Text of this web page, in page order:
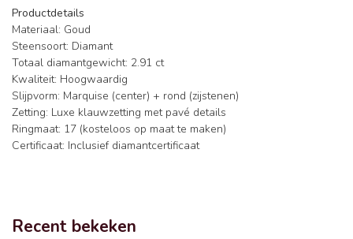
Productdetails
Materiaal: Goud
Steensoort: Diamant
Totaal diamantgewicht: 2.91 ct
Kwaliteit: Hoogwaardig
Slijpvorm: Marquise (center) + rond (zijstenen)
Zetting: Luxe klauwzetting met pavé details
Ringmaat: 17 (kosteloos op maat te maken)
Certificaat: Inclusief diamantcertificaat
Recent bekeken